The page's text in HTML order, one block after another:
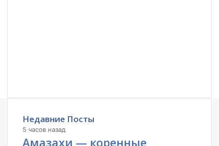
Недавние Посты
5 часов назад
Амазахи — коренные